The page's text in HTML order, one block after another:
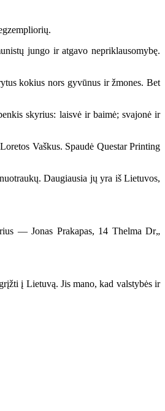
jungo ir atgavo nepriklausomybę.
kokius nors gyvūnus ir žmones. Bet
skyrius: laisvė ir baimė; svajonė ir
Vaškus. Spaudė Questar Printing
Daugiausia jų yra iš Lietuvos,
— Jonas Prakapas, 14 Thelma Dr„
į Lietuvą. Jis mano, kad valstybės ir